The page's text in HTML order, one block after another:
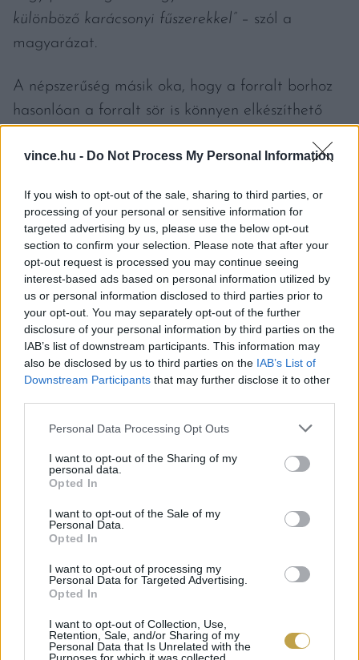
vince.hu - Do Not Process My Personal Information
If you wish to opt-out of the sale, sharing to third parties, or
processing of your personal or sensitive information for
targeted advertising by us, please use the below opt-out
section to confirm your selection. Please note that after your
opt-out request is processed you may continue seeing
interest-based ads based on personal information utilized by
us or personal information disclosed to third parties prior to
your opt-out. You may separately opt-out of the further
disclosure of your personal information by third parties on the
IAB’s list of downstream participants. This information may
also be disclosed by us to third parties on the IAB’s List of
Downstream Participants that may further disclose it to other
Please note that this website/app uses one or more Google
not limited to your visit or usage behaviour. You may click to
grant or deny consent to Google and its third-party tags to
use your data for below specified purposes in below Google
consent section.
Personal Data Processing Opt Outs
I want to opt-out of the Sharing of my
personal data.
Opted In
I want to opt-out of the Sale of my
Personal Data.
Opted In
I want to opt-out of processing my
Personal Data for Targeted Advertising.
Opted In
I want to opt-out of Collection, Use,
Retention, Sale, and/or Sharing of my
Personal Data that Is Unrelated with the
különböző karácsonyi fűszerekkel”
– szól a
magyarázat.
A népszerűség másik oka, hogy a forralt borhoz
hasonlóan a forralt sör is könnyen elkészíthető
egyes sörtípusokkal és fűszerekkel. A cikk szerint
minimum egy barnasört, érdemes választani.
Másik fontos szempont, hogy a sör ne legyen túl
keserű, az
IPA -kat tehát jobb mellőzni. Az a
legjobb, ha már alapból van az italnak egy saját
édes ízvilága. Végül még egy hasonlóság a
forralt borral: ezt is nyugodtan gazdagíthatjuk
narancshéjjal vagy éppen aszalványokkal.